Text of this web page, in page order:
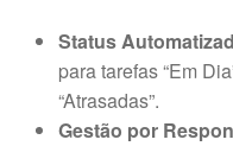
Status
para tarefas “Em
“Atrasadas”.
Gestão por